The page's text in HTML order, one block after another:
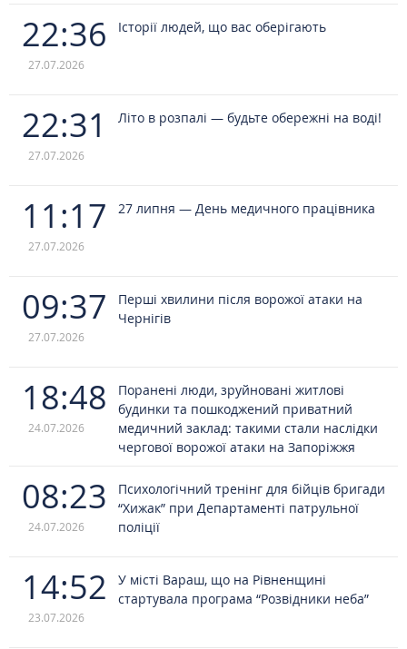
22:36
27.07.2026
Історії людей, що вас оберігають
22:31
27.07.2026
Літо в розпалі — будьте обережні на воді!
11:17
27.07.2026
27 липня — День медичного працівника
09:37
27.07.2026
Перші хвилини після ворожої атаки на
Чернігів
18:48
24.07.2026
Поранені люди, зруйновані житлові
будинки та пошкоджений приватний
медичний заклад: такими стали наслідки
чергової ворожої атаки на Запоріжжя
08:23
24.07.2026
Психологічний тренінг для бійців бригади
“Хижак” при Департаменті патрульної
поліції
14:52
23.07.2026
У місті Вараш, що на Рівненщині
стартувала програма “Розвідники неба”